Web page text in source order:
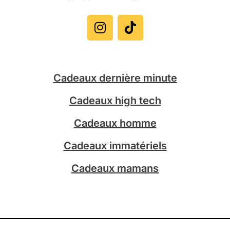
n
s
t
r
a
m
i
k
t
Cadeaux dernière minute
Cadeaux high tech
Cadeaux homme
Cadeaux immatériels
Cadeaux mamans